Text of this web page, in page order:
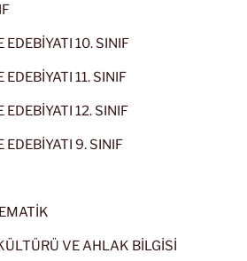
EDEBİYATI 10. SINIF
11. SINIF
EDEBİYATI 12. SINIF
EDEBİYATI 9. SINIF
VE AHLAK BİLGİSİ